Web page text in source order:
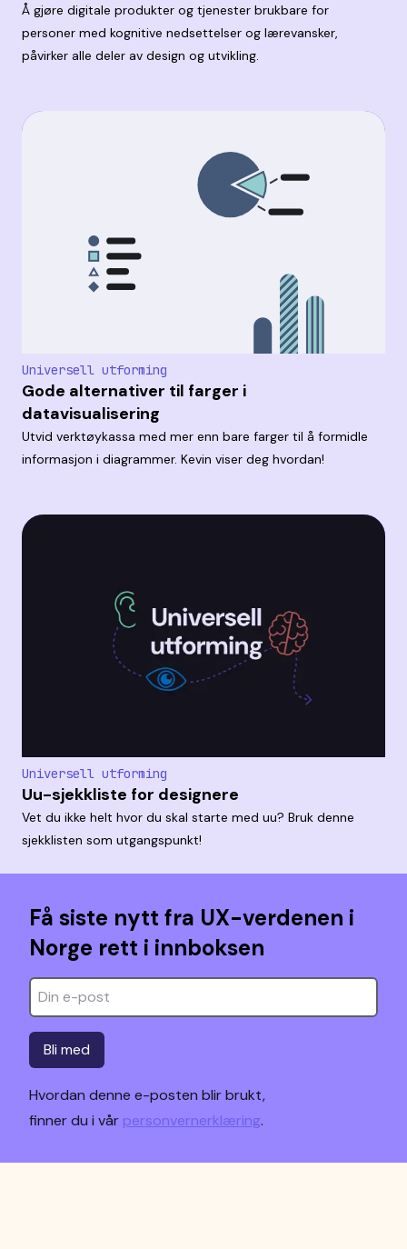
Å gjøre digitale produkter og tjenester brukbare for
personer med kognitive nedsettelser og lærevansker,
påvirker alle deler av design og utvikling.
Universell utforming
Gode alternativer til farger i
datavisualisering
Utvid verktøykassa med mer enn bare farger til å formidle
informasjon i diagrammer. Kevin viser deg hvordan!
Universell utforming
Uu-sjekkliste for designere
Vet du ikke helt hvor du skal starte med uu? Bruk denne
sjekklisten som utgangspunkt!
Få siste nytt fra UX-verdenen i
Norge rett i innboksen
Bli med
Hvordan denne e-posten blir brukt,
finner du i vår personvernerklæring.